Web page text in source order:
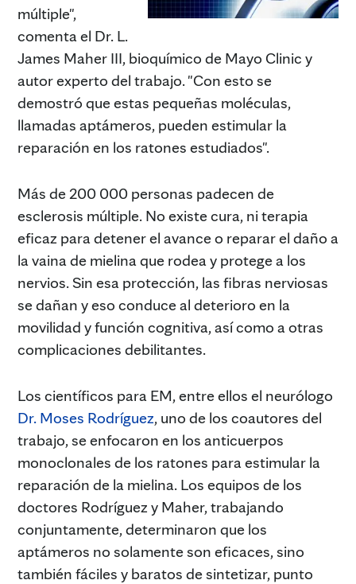
múltiple",
comenta el Dr. L.
James Maher III, bioquímico de Mayo Clinic y
autor experto del trabajo. "Con esto se
demostró que estas pequeñas moléculas,
llamadas aptámeros, pueden estimular la
reparación en los ratones estudiados".
Más de 200 000 personas padecen de
esclerosis múltiple. No existe cura, ni terapia
eficaz para detener el avance o reparar el daño a
la vaina de mielina que rodea y protege a los
nervios. Sin esa protección, las fibras nerviosas
se dañan y eso conduce al deterioro en la
movilidad y función cognitiva, así como a otras
complicaciones debilitantes.
Los científicos para EM, entre ellos el neurólogo
Dr. Moses Rodríguez, uno de los coautores del
trabajo, se enfocaron en los anticuerpos
monoclonales de los ratones para estimular la
reparación de la mielina. Los equipos de los
doctores Rodríguez y Maher, trabajando
conjuntamente, determinaron que los
aptámeros no solamente son eficaces, sino
también fáciles y baratos de sintetizar, punto